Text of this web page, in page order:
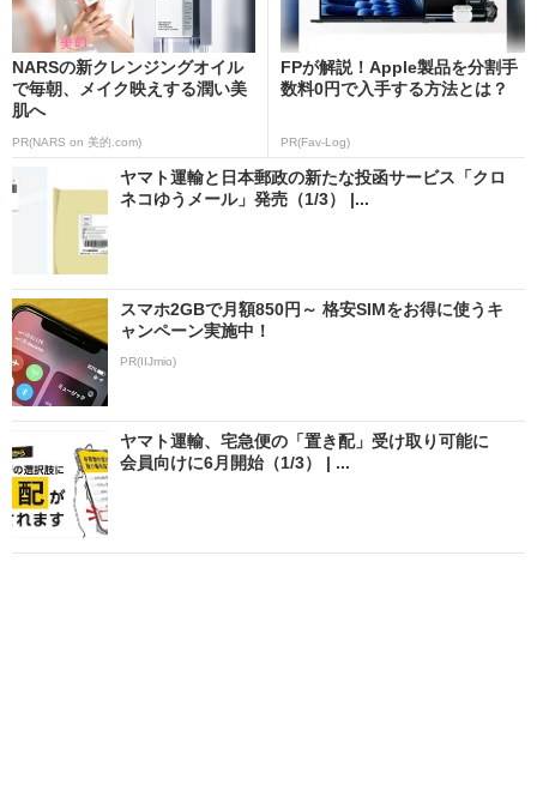
NARSの新クレンジングオイル
で毎朝、メイク映えする潤い美
肌へ
PR(NARS on 美的.com)
FPが解説！Apple製品を分割手
数料0円で入手する方法とは？
PR(Fav-Log)
ヤマト運輸と日本郵政の新たな投函サービス「クロ
ネコゆうメール」発売（1/3） |...
スマホ2GBで月額850円～ 格安SIMをお得に使うキ
ャンペーン実施中！
PR(IIJmio)
ヤマト運輸、宅急便の「置き配」受け取り可能に
会員向けに6月開始（1/3） | ...